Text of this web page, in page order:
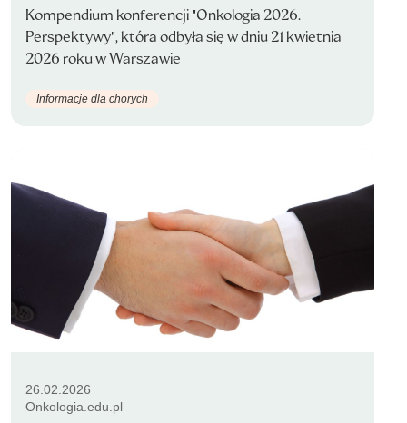
Kompendium konferencji "Onkologia 2026.
Perspektywy", która odbyła się w dniu 21 kwietnia
2026 roku w Warszawie
Informacje dla chorych
26.02.2026
Onkologia.edu.pl